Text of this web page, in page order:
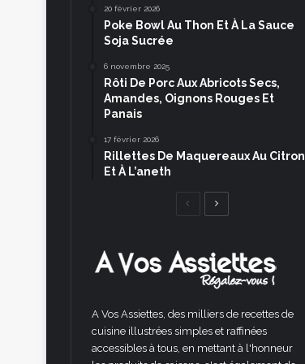
20 février 2026
Poke Bowl Au Thon Et À La Sauce
Soja Sucrée
6 novembre 2025
Rôti De Porc Aux Abricots Secs,
Amandes, Oignons Rouges Et
Panais
17 février 2026
Rillettes De Maquereaux Au Citron
Et À L’aneth
Page
A Vos Assiettes, des milliers de recettes de
cuisine illustrées simples et raffinées
accessibles à tous, en mettant à l'honneur